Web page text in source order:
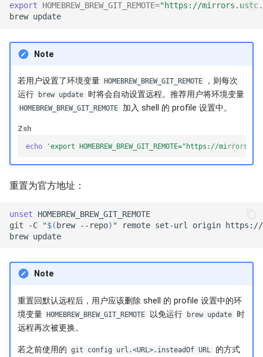
CentOS
Debian
Debian Security
Debian CD
Debian-cdimage
Debian CN
Deb Multimedia
EPEL
Fedora
FreeBSD
FreeBSD pkg
export HOMEBREW_BREW_GIT_REMOTE="https://
brew
Note
若用户设置了环境变量 HOMEBREW_BREW_GIT_REMOTE
，则每次
运行
brew update 时将会自动设置远程。推荐用户将环境变量
HOMEBREW_BREW_GIT_REMOTE 加入 shell 的 profile 设置中。
Zsh
echo 'export HOMEBREW_BREW_GIT_REMOTE="https://
重置为官方地址：
unset
git
-C "$( brew --repo) " remote set-url
origin
brew
Note
重置回默认远程后，用户应该删除 shell 的 profile 设置中的环
境变量 HOMEBREW_BREW_GIT_REMOTE 以免运行 brew update
时
远程再次被更换。
若之前使用的 git config url.<URL>.insteadOf URL
的方式